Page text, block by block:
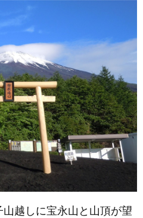
越しに宝永山と山頂が望